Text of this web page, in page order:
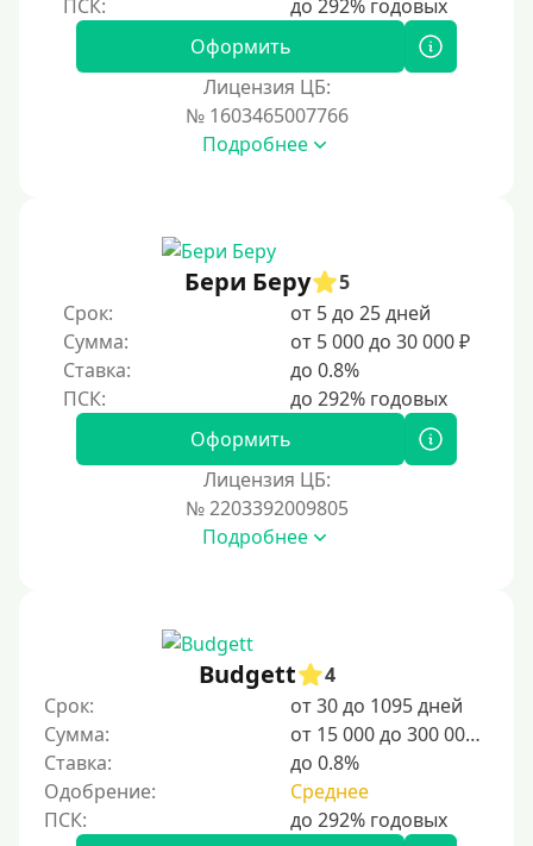
Оформить
Лицензия ЦБ:
№ 1603465007766
Подробнее
Бери Беру
5
Срок:
от 5 до 25 дней
Сумма:
от 5 000 до 30 000 ₽
Ставка:
до 0.8%
Оформить
Лицензия ЦБ:
№ 2203392009805
Подробнее
Budgett
4
Срок:
от 30 до 1095 дней
Сумма:
от 15 000 до 300 000 ₽
Ставка:
до 0.8%
Одобрение:
Среднее